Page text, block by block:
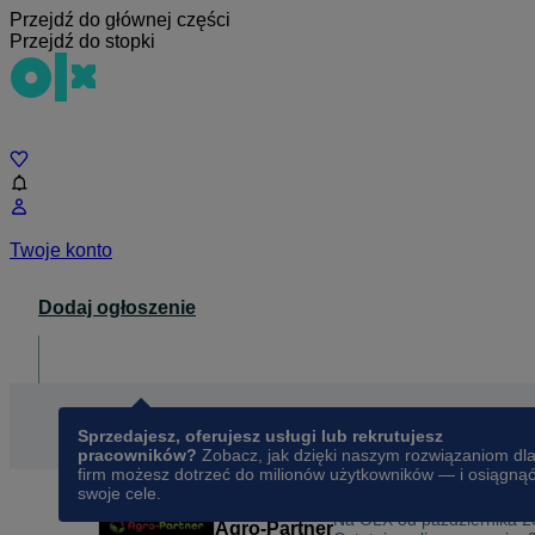
Przejdź do głównej części
Przejdź do stopki
Twoje konto
Dodaj ogłoszenie
Sprzedajesz, oferujesz usługi lub rekrutujesz
pracowników? Zobacz, jak dzięki naszym rozwiązaniom dla
firm możesz dotrzeć do milionów użytkowników — i osiągnąć
swoje cele.
Agro-PartnerNa OLX odpaździernika